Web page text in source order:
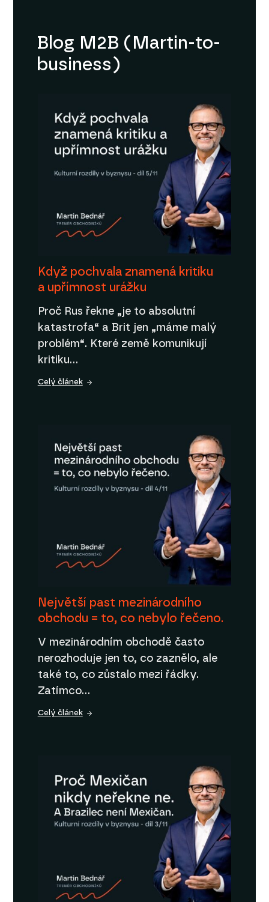
Blog M2B (Martin-to-
business)
Když pochvala znamená kritiku
a upřímnost urážku
Proč Rus řekne „je to absolutní
katastrofa“ a Brit jen „máme malý
problém“. Které země komunikují
kritiku…
Celý článek
Největší past mezinárodního
obchodu = to, co nebylo řečeno.
V mezinárodním obchodě často
nerozhoduje jen to, co zaznělo, ale
také to, co zůstalo mezi řádky.
Zatímco…
Celý článek